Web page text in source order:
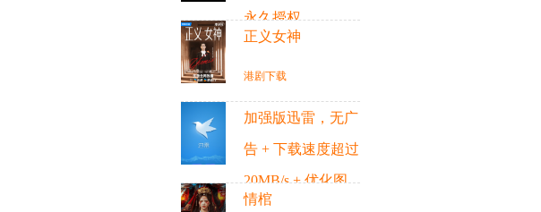
永久授权
正义女神
港剧下载
加强版迅雷，无广
告 + 下载速度超过
20MB/s + 优化图
情棺